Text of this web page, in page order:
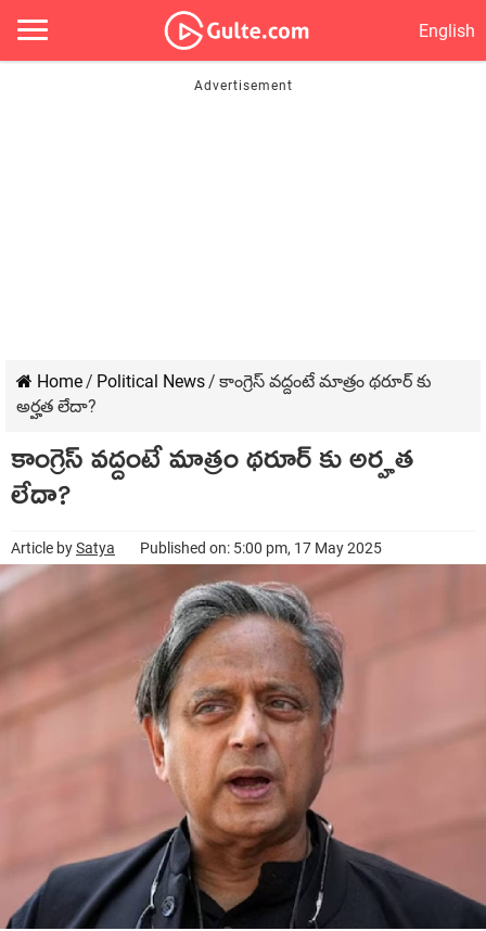
English
Home/ Political News/ కాంగ్రెస్ వద్దంటే మాత్రం థరూర్ కు
అర్హత లేదా?
కాంగ్రెస్ వద్దంటే మాత్రం థరూర్ కు అర్హత
లేదా?
Article bySatya Published on: 5:00 pm, 17 May 2025